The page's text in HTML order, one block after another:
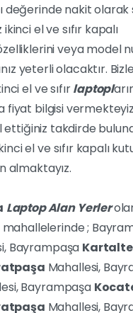
değerinde nakit olarak
el ve sıfır kapalı
veya model
yeterli olacaktır.
el ve sıfırlaptopl
fiyat bilgisi
ettiğiniz takdirde
el ve sıfır kapalı
almaktayız.
Laptop Alan Yerler
;
Bayrampaşa
Mahallesi,
Bayrampaşa
Mahallesi,